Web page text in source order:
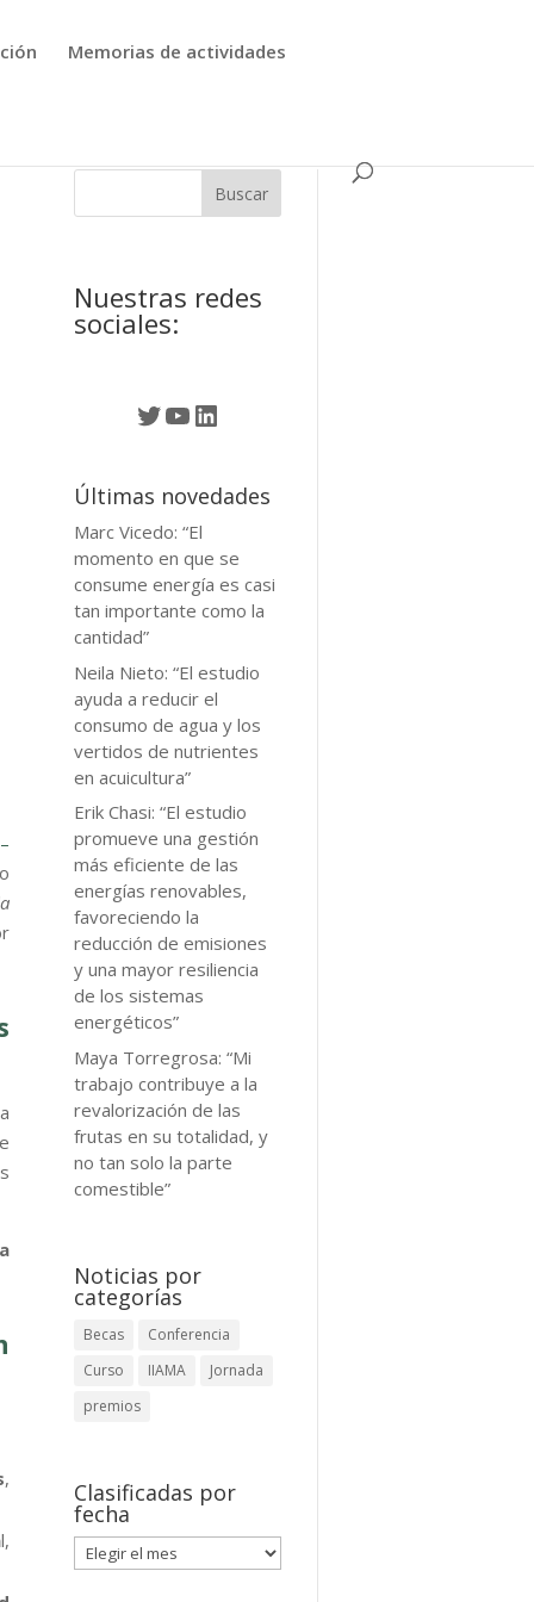
Memorias de actividades
,
l,
Nuestras redes
sociales:
Twitter
YouTube
LinkedIn
Últimas novedades
Marc Vicedo: “El
momento en que se
consume energía es casi
tan importante como la
cantidad”
Neila Nieto: “El estudio
ayuda a reducir el
consumo de agua y los
vertidos de nutrientes
en acuicultura”
Erik Chasi: “El estudio
promueve una gestión
más eficiente de las
energías renovables,
favoreciendo la
reducción de emisiones
y una mayor resiliencia
de los sistemas
energéticos”
Maya Torregrosa: “Mi
trabajo contribuye a la
revalorización de las
frutas en su totalidad, y
no tan solo la parte
comestible”
Noticias por
categorías
Becas
Conferencia
Curso
IIAMA
Jornada
premios
Clasificadas por
fecha
Clasificadas
por